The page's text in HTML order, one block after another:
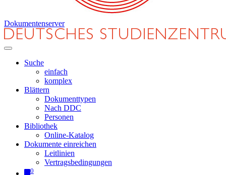
Dokumentenserver
Suche
einfach
komplex
Blättern
Dokumenttypen
Nach DDC
Personen
Bibliothek
Online-Katalog
Dokumente einreichen
Leitlinien
Vertragsbedingungen
0